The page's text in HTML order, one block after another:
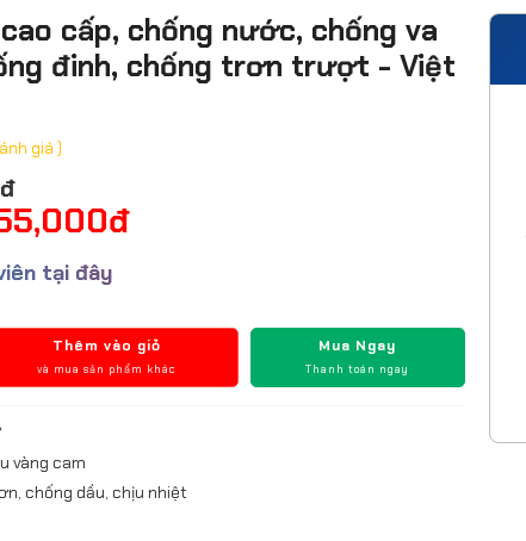
cấp, chống nước, chống va
đinh, chống trơn trượt - Việt
giá )
tại đây
Thêm vào giỏ
và mua sản phẩm khác
Mua Ngay
Thanh toán ngay
vàng cam
chống dầu, chịu nhiệt